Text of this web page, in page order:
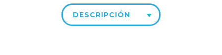
DESCRIPCIÓN